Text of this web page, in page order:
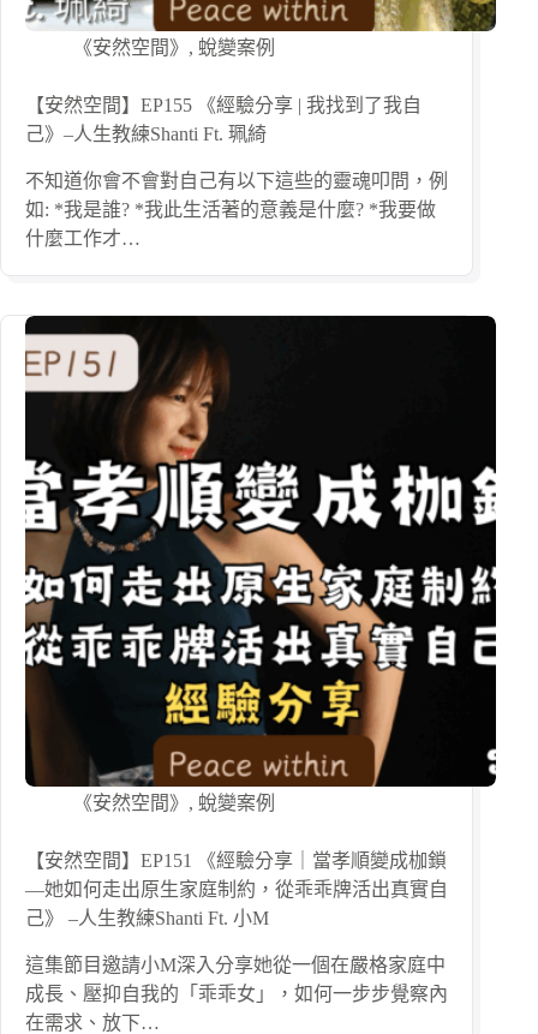
《安然空間》 , 蛻變案例
【安然空間】EP155 《經驗分享 | 我找到了我自
己》–人生教練Shanti Ft. 珮綺
不知道你會不會對自己有以下這些的靈魂叩問，例
如: *我是誰? *我此生活著的意義是什麼? *我要做
什麼工作才…
《安然空間》 , 蛻變案例
【安然空間】EP151 《經驗分享｜當孝順變成枷鎖
—她如何走出原生家庭制約，從乖乖牌活出真實自
己》 –人生教練Shanti Ft. 小M
這集節目邀請小M深入分享她從一個在嚴格家庭中
成長、壓抑自我的「乖乖女」，如何一步步覺察內
在需求、放下…